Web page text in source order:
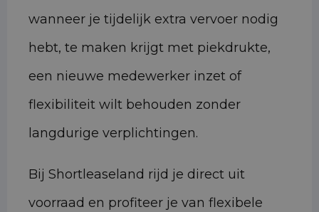
wanneer je tijdelijk extra vervoer nodig
hebt, te maken krijgt met piekdrukte,
een nieuwe medewerker inzet of
flexibiliteit wilt behouden zonder
langdurige verplichtingen.
Bij Shortleaseland rijd je direct uit
voorraad en profiteer je van flexibele